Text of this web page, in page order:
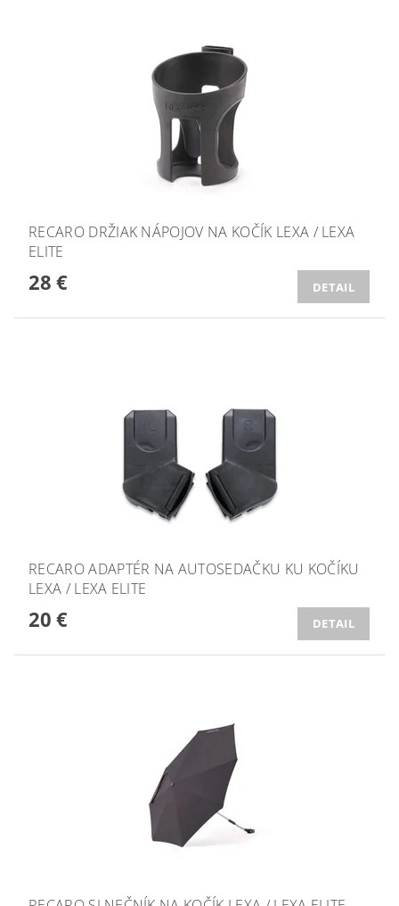
RECARO DRŽIAK NÁPOJOV NA KOČÍK LEXA / LEXA
ELITE
28 € DETAIL
RECARO ADAPTÉR NA AUTOSEDAČKU KU KOČÍKU
LEXA / LEXA ELITE
20 € DETAIL